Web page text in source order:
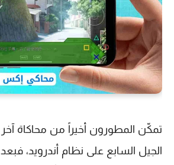
تمكّن المطورون أخيراً من محاكاة
الجيل السابع على نظام أندرويد،